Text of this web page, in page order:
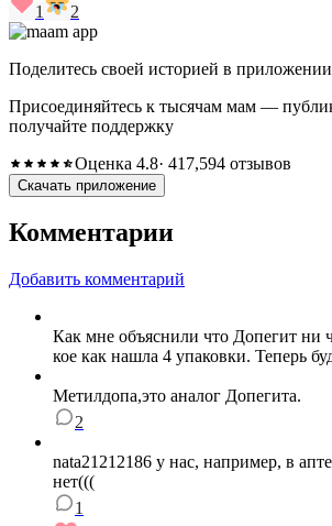
1
2
Поделитесь своей историей в
Присоединяйтесь к тысячам мам —
получайте поддержку
Оценка 4.8· 417,594 отзывов
Скачать приложение
Комментарии
Добавить комментарий
Как мне объяснили что Допегит ни
кое как нашла 4 упаковки. Теперь
Метилдопа,это аналог Допегита.
2
nata21212186 у нас, например, в
нет(((
1